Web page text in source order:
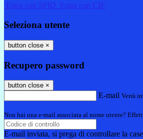
Entra con SPID
Entra con CIE
Seleziona utente
button close ×
Recupero password
button close ×
E-mail Verrà
Non hai una e-mail associata al nome utente?
E-mail inviata, si prega di controllare la